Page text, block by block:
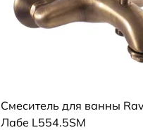
Смеситель для ванны
Лабе L554.5SM